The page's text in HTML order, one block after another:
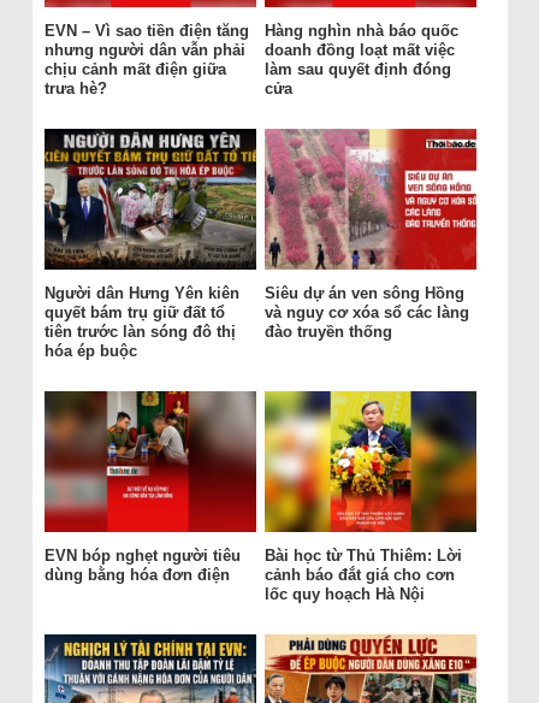
EVN – Vì sao tiền điện tăng
nhưng người dân vẫn phải
chịu cảnh mất điện giữa
trưa hè?
Hàng nghìn nhà báo quốc
doanh đồng loạt mất việc
làm sau quyết định đóng
cửa
Người dân Hưng Yên kiên
quyết bám trụ giữ đất tổ
tiên trước làn sóng đô thị
hóa ép buộc
Siêu dự án ven sông Hồng
và nguy cơ xóa sổ các làng
đào truyền thống
EVN bóp nghẹt người tiêu
dùng bằng hóa đơn điện
Bài học từ Thủ Thiêm: Lời
cảnh báo đắt giá cho cơn
lốc quy hoạch Hà Nội